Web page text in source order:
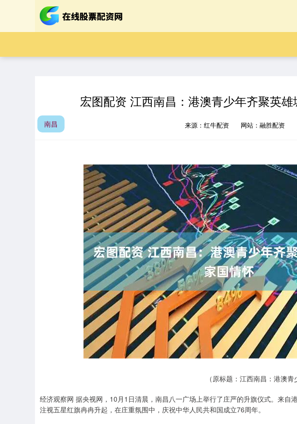
宏图配资 江西南昌：港澳青少年齐聚英
南昌 来源：红牛配资 网站：融胜配资
（原标题：江西南昌：港澳
经济观察网 据央视网，10月1日清晨，南昌八一广场上举行了庄严的升旗仪式。来自
注视五星红旗冉冉升起，在庄重氛围中，庆祝中华人民共和国成立76周年。
上证指数 3940.04 39.68 1.02% 深证成